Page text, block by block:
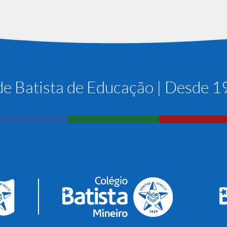
Batista de Educação | Desde